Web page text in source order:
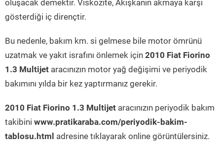
oluşacak demektir. Viskozite, Akışkanın akmaya karşı
gösterdiği iç dirençtir.
Bu nedenle, bakım km. si gelmese bile motor ömrünü
uzatmak ve yakıt israfını önlemek için 2010 Fiat Fiorino
1.3 Multijet aracınızın motor yağ değişimi ve periyodik
bakımını yılda bir kez yaptırmanız gerekir.
2010 Fiat Fiorino 1.3 Multijet aracınızın periyodik bakım
takibini www.pratikaraba.com/periyodik-bakim-
tablosu.html adresine tıklayarak online görüntülersiniz.